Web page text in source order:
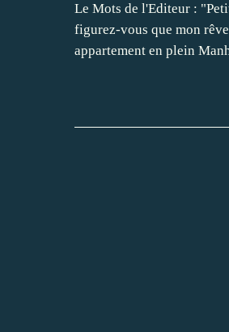
Le Mots de l'Editeur :
figurez-vous que mon
appartement en plein